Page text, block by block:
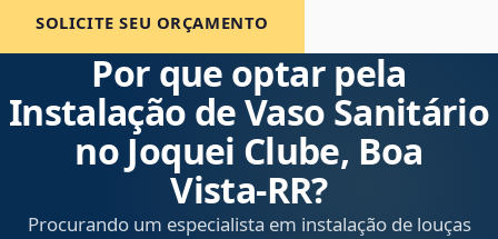
SOLICITE SEU ORÇAMENTO
Por que optar pela
Instalação de Vaso Sanitário
no Joquei Clube, Boa
Vista‑RR?
Procurando um especialista em instalação de louças